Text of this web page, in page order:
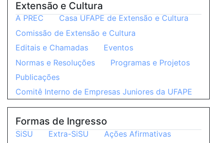
Extensão e Cultura
A PREC
Casa UFAPE de Extensão e Cultura
Comissão de Extensão e Cultura
Editais e Chamadas
Eventos
Normas e Resoluções
Programas e Projetos
Publicações
Comitê Interno de Empresas Juniores da UFAPE
Formas de Ingresso
SiSU Extra-SiSU
Ações Afirmativas